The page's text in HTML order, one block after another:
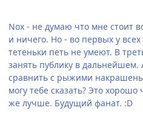
Nox - не думаю что мне стоит
и ничего. Но - во первых у
тетеньки петь не умеют. В
занять публику в
сравнить с рыжими
могу тебе сказать? Это
же лучше. Будущий фанат. :D